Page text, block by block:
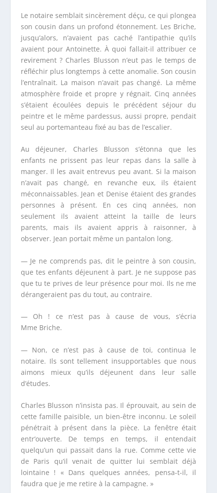
Le notaire semblait sincèrement déçu, ce qui plongea
son cousin dans un profond étonnement. Les Briche,
jusqu’alors, n’avaient pas caché l’antipathie qu’ils
avaient pour Antoinette. À quoi fallait-il attribuer ce
revirement ? Charles Blusson n’eut pas le temps de
réfléchir plus longtemps à cette anomalie. Son cousin
l’entraînait. La maison n’avait pas changé. La même
atmosphère froide et propre y régnait. Cinq années
s’étaient écoulées depuis le précédent séjour du
peintre et le même pardessus, aussi propre, pendait
seul au portemanteau fixé au bas de l’escalier.
Au déjeuner, Charles Blusson s’étonna que les
enfants ne prissent pas leur repas dans la salle à
manger. Il les avait entrevus peu avant. Si la maison
n’avait pas changé, en revanche eux, ils étaient
méconnaissables. Jean et Denise étaient des grandes
personnes à présent. En ces cinq années, non
seulement ils avaient atteint la taille de leurs
parents, mais ils avaient appris à raisonner, à
observer. Jean portait même un pantalon long.
— Je ne comprends pas, dit le peintre à son cousin,
que tes enfants déjeunent à part. Je ne suppose pas
que tu te prives de leur présence pour moi. Ils ne me
dérangeraient pas du tout, au contraire.
— Oh ! ce n’est pas à cause de vous, s’écria
Mme Briche.
— Non, ce n’est pas à cause de toi, continua le
notaire. Ils sont tellement insupportables que nous
aimons mieux qu’ils déjeunent dans leur salle
d’études.
Charles Blusson n’insista pas. Il éprouvait, au sein de
cette famille paisible, un bien-être inconnu. Le soleil
pénétrait à présent dans la pièce. La fenêtre était
entr’ouverte. De temps en temps, il entendait
quelqu’un qui passait dans la rue. Comme cette vie
de Paris qu’il venait de quitter lui semblait déjà
lointaine ! « Dans quelques années, pensa-t-il, il
faudra que je me retire à la campagne. »